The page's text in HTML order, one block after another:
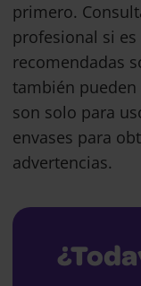
primero.
profesional si es
recomendadas
también
son solo para
envases para
advertencias.